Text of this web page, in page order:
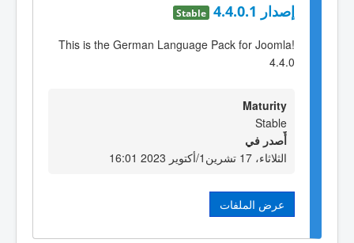
إصدار 4.4.0.1 Stable
This is the German Language Pack for Joomla!
4.4.0
Maturity
Stable
أٌصدر في
الثلاثاء، 17 تشرين1/أكتوير 2023 16:01
عرض الملفات